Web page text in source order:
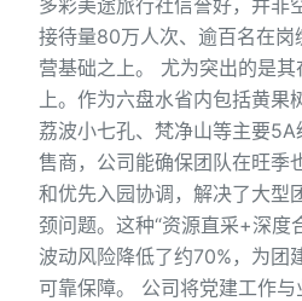
接待量80万人次、逾百名在
营基础之上。 尤为突出的是
上。作为六盘水省内包括黄果
荔波小七孔、梵净山等主要
售商，公司能确保团队在旺季
和优先入园协调，解决了大型
颈问题。这种“资源直采+深度
波动风险降低了约70%，为团
可靠保障。 公司将党建工作